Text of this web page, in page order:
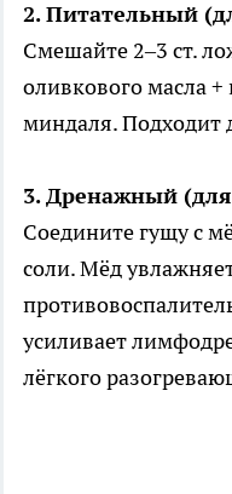
2. Питательный
Смешайте 2–3 ст.
оливкового масла
миндаля. Подходит
3. Дренажный (для
Соедините гущу с
соли. Мёд
усиливает
лёгкого